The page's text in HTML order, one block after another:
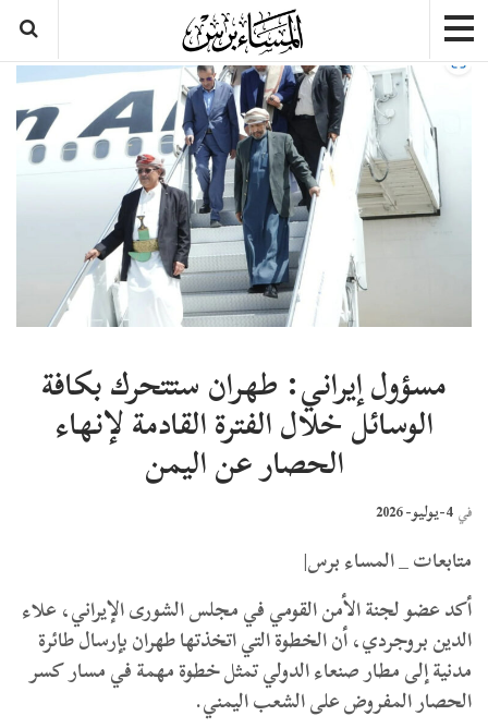
مسؤول إيراني: طهران ستتحرك بكافة
الوسائل خلال الفترة القادمة لإنهاء
الحصار عن اليمن
في 4-يوليو- 2026
متابعات _ المساء برس|
​أكد عضو لجنة الأمن القومي في مجلس الشورى الإيراني، علاء
الدين بروجردي، أن الخطوة التي اتخذتها طهران بإرسال طائرة
مدنية إلى مطار صنعاء الدولي تمثل خطوة مهمة في مسار كسر
الحصار المفروض على الشعب اليمني.